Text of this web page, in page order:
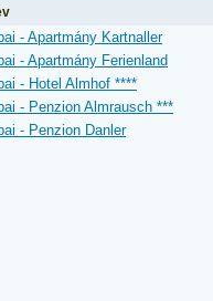
- Apartmány Kartnaller
- Apartmány Ferienland
- Hotel Almhof ****
- Penzion Almrausch ***
- Penzion Danler